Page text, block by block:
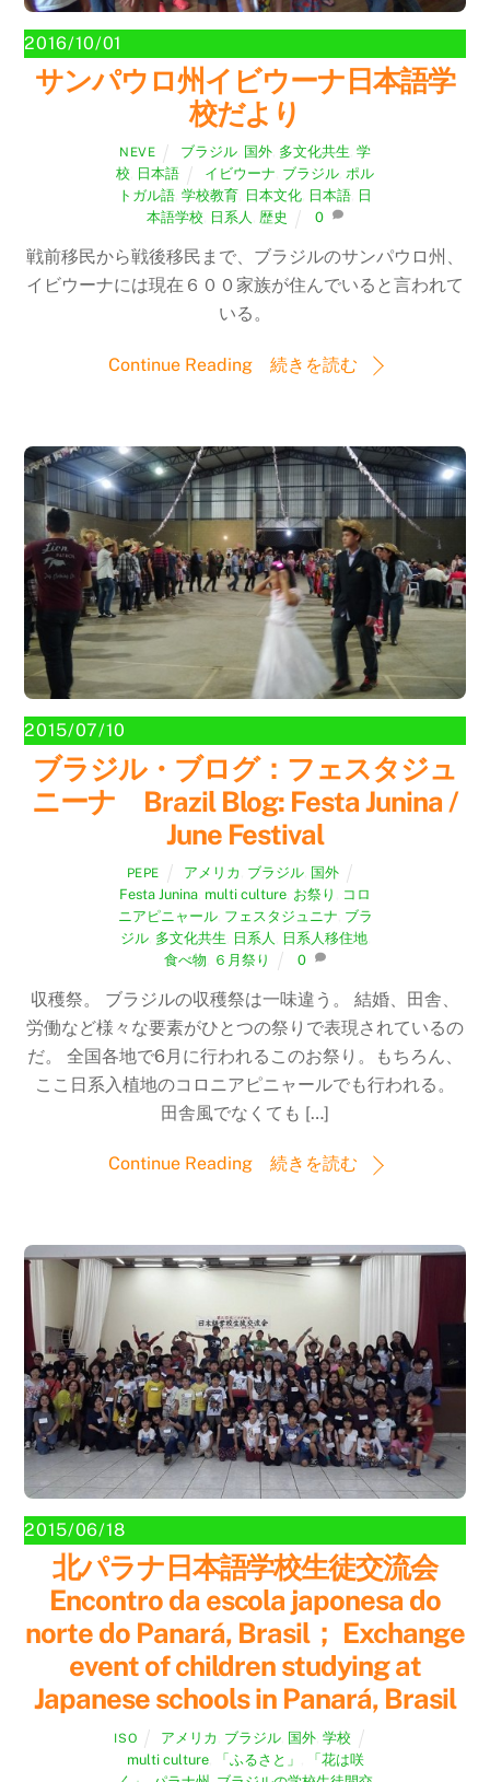
2016/10/01
サンパウロ州イビウーナ日本語学
校だより
NEVE ブラジル, 国外, 多文化共生 学
校
日本語 イビウーナ ブラジル, ポル
トガル語 学校教育 日本文化 日本語 日
本語学校
日系人 歴史 0
戦前移民から戦後移民まで、ブラジルのサンパウロ州、
イビウーナには現在６００家族が住んでいると言われて
いる。
Continue Reading 続きを読む
2015/07/10
ブラジル・ブログ：フェスタジュ
ニーナ Brazil Blog: Festa Junina /
June Festival
PEPE アメリカ ブラジル 国外
Festa Junina multi culture お祭り
コロ
ニアピニャール, フェスタジュニナ ブラ
ジル, 多文化共生 日系人 日系人移住地,
食べ物
６月祭り 0
収穫祭。 ブラジルの収穫祭は一味違う。 結婚、田舎、
労働など様々な要素がひとつの祭りで表現されているの
だ。 全国各地で6月に行われるこのお祭り。もちろん、
ここ日系入植地のコロニアピニャールでも行われる。
田舎風でなくても […]
Continue Reading 続きを読む
2015/06/18
北パラナ日本語学校生徒交流会
Encontro da escola japonesa do
norte do Panará, Brasil； Exchange
event of children studying at
Japanese schools in Panará, Brasil
ISO アメリカ ブラジル 国外 ,学校
multi culture, 「ふるさと」
「花は咲